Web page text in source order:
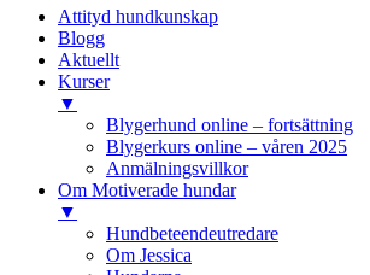
Attityd hundkunskap
Blogg
Aktuellt
Kurser
▼
Blygerhund online – fortsättning
Blygerkurs online – våren 2025
Anmälningsvillkor
Om Motiverade hundar
▼
Hundbeteendeutredare
Om Jessica